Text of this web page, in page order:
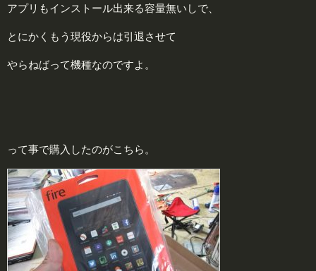
アプリもインストール出来る容量無いしで、
とにかくもう現役からは引退させて
やらねばって機種なのですよ。
って事で購入したのがこちら。